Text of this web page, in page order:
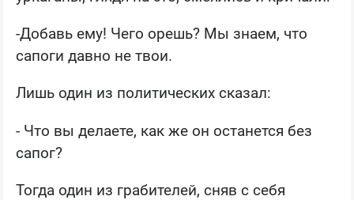
-Добавь ему! Чего орешь? Мы знаем, что
сапоги давно не твои.
Лишь один из политических сказал:
- Что вы делаете, как же он останется без
сапог?
Тогда один из грабителей, сняв с себя